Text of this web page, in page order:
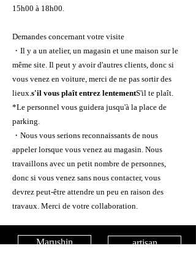
15h00 à 18h00.
Demandes concernant votre visite
・Il y a un atelier, un magasin et une maison sur le
même site. Il peut y avoir d'autres clients, donc si
vous venez en voiture, merci de ne pas sortir des
lieux.s'il vous plaît entrez lentementS'il te plaît.
*Le personnel vous guidera jusqu'à la place de
parking.
・Nous vous serions reconnaissants de nous
appeler lorsque vous venez au magasin. Nous
travaillons avec un petit nombre de personnes,
donc si vous venez sans nous contacter, vous
devrez peut-être attendre un peu en raison des
travaux. Merci de votre collaboration.
Marushin artisan